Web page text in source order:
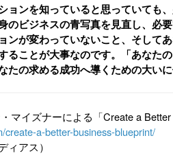
ョンを知っていると思っていても
のビジネスの青写真を見直し、必
ンが変わっていないこと、そして
ることが大事なのです。「あなた
たの求める成功へ導くための大い
マイズナーによる「Create a
create-a-better-business-blueprint/
ィアス）